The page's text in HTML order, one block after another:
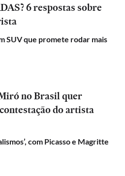
6 respostas sobre
SUV que promete rodar mais
no Brasil quer
do artista
com Picasso e Magritte